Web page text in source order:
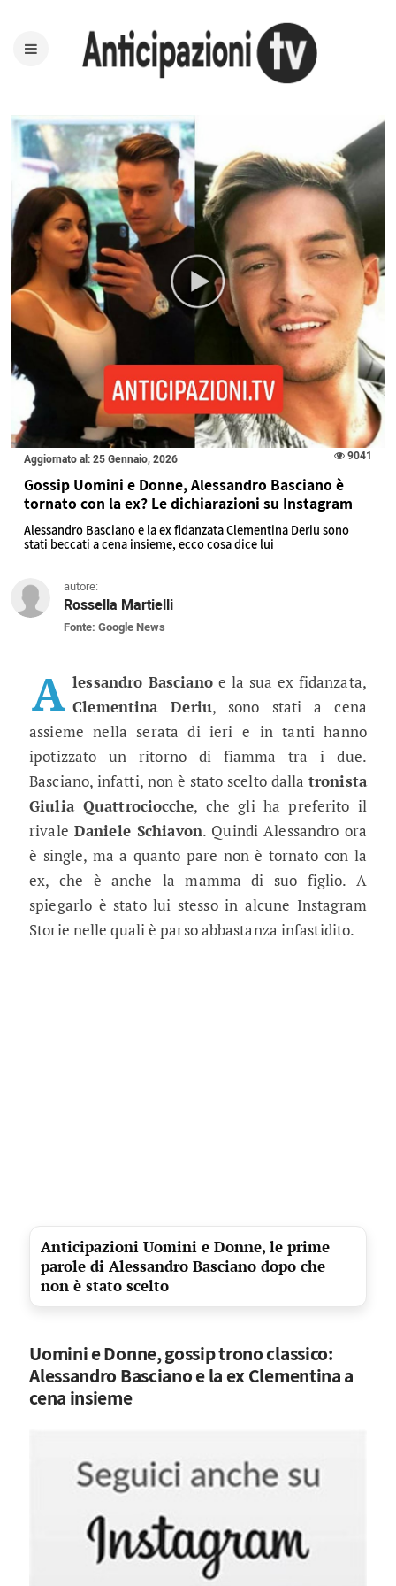
Aggiornato al: 25 Gennaio, 2026 9041
Gossip Uomini e Donne, Alessandro Basciano è
tornato con la ex? Le dichiarazioni su Instagram
Alessandro Basciano e la ex fidanzata Clementina Deriu sono
stati beccati a cena insieme, ecco cosa dice lui
autore:
Rossella Martielli
Fonte: Google News
Gossip Uomini e Donne,
A lessandro Bascianoe la sua ex fidanzata,
Clementina Deriu, sono stati a cena
assieme nella serata di ieri e in tanti hanno
ipotizzato un ritorno di fiamma tra i due.
Basciano, infatti, non è stato scelto dallatronista
Giulia Quattrociocche, che gli ha preferito il
rivaleDaniele Schiavon. Quindi Alessandro ora
è single, ma a quanto pare non è tornato con la
ex, che è anche la mamma di suo figlio. A
spiegarlo è stato lui stesso in alcune Instagram
Storie nelle quali è parso abbastanza infastidito.
Anticipazioni Uomini e Donne, le prime
parole di Alessandro Basciano dopo che
non è stato scelto
Uomini e Donne, gossip trono classico:
Alessandro Basciano e la ex Clementina a
cena insieme